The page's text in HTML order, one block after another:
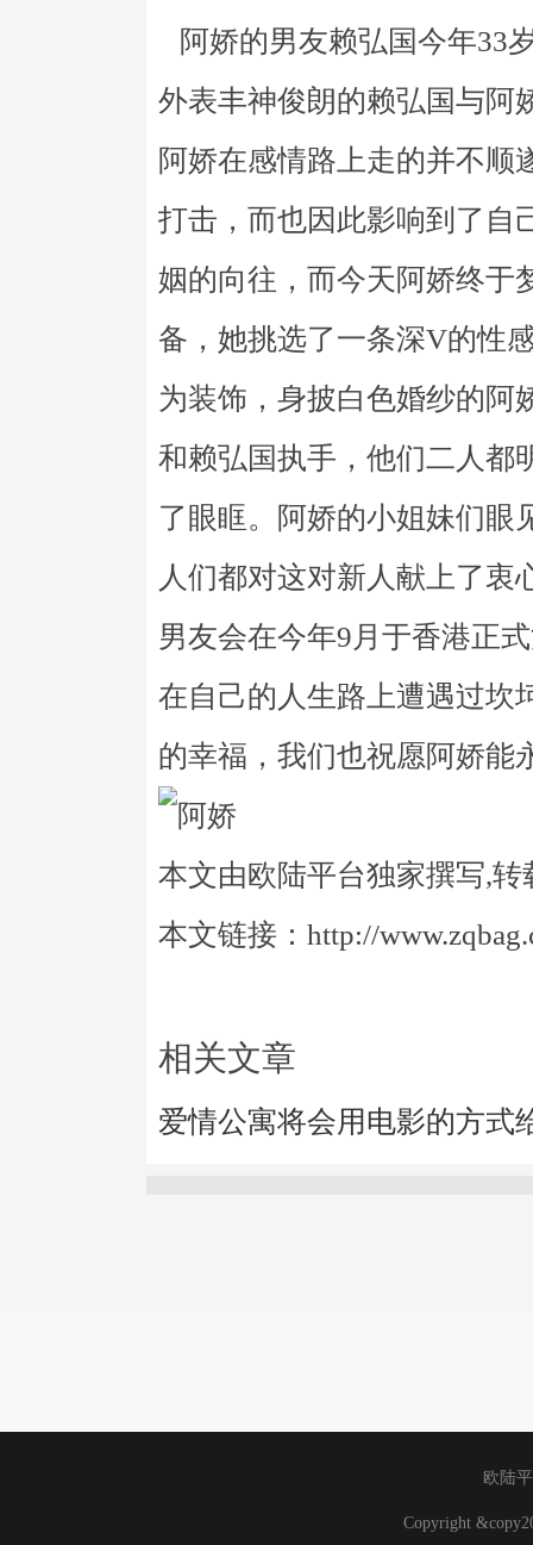
阿娇的男友赖弘国今年33
外表丰神俊朗的赖弘国与阿
阿娇在感情路上走的并不顺
打击，而也因此影响到了自
姻的向往，而今天阿娇终于
备，她挑选了一条深V的性
为装饰，身披白色婚纱的阿
和赖弘国执手，他们二人都
了眼眶。阿娇的小姐妹们眼
人们都对这对新人献上了衷
男友会在今年9月于香港正
在自己的人生路上遭遇过坎
的幸福，我们也祝愿阿娇能
本文由欧陆平台独家撰写,转
本文链接：http://
相关文章
爱情公寓将会用电影的方式
欧陆
Copyright